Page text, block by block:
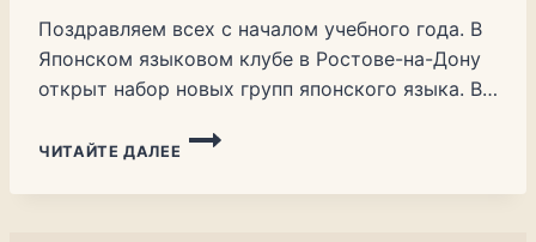
Поздравляем всех с началом учебного года. В
Японском языковом клубе в Ростове-на-Дону
открыт набор новых групп японского языка. В
взрослых и детских групп для начинающих.
ЧИТАЙТЕ ДАЛЕЕ
НАБОР